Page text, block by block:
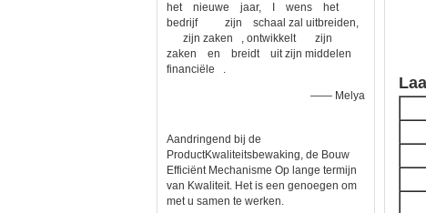
het nieuwe jaar, I wens het
bedrijf zijn schaal zal uitbreiden,
zijn zaken , ontwikkelt zijn
zaken en breidt uit zijn middelen
financiële .
—— Melya
Aandringend bij de
ProductKwaliteitsbewaking, de Bouw
Efficiënt Mechanisme Op lange termijn
van Kwaliteit. Het is een genoegen om
met u samen te werken.